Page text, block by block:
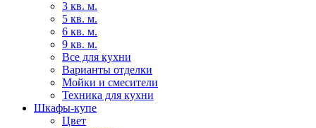
3 кв. м.
5 кв. м.
6 кв. м.
9 кв. м.
Все для кухни
Варианты отделки
Мойки и смесители
Техника для кухни
Шкафы-купе
Цвет